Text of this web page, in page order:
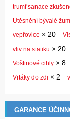
trumf sanace
Utěsnění bývalé
vepřovice × 20
vliv na statiku × 20
Voštinové cihly × 8
Vrtáky do zdi × 2
GARANCE